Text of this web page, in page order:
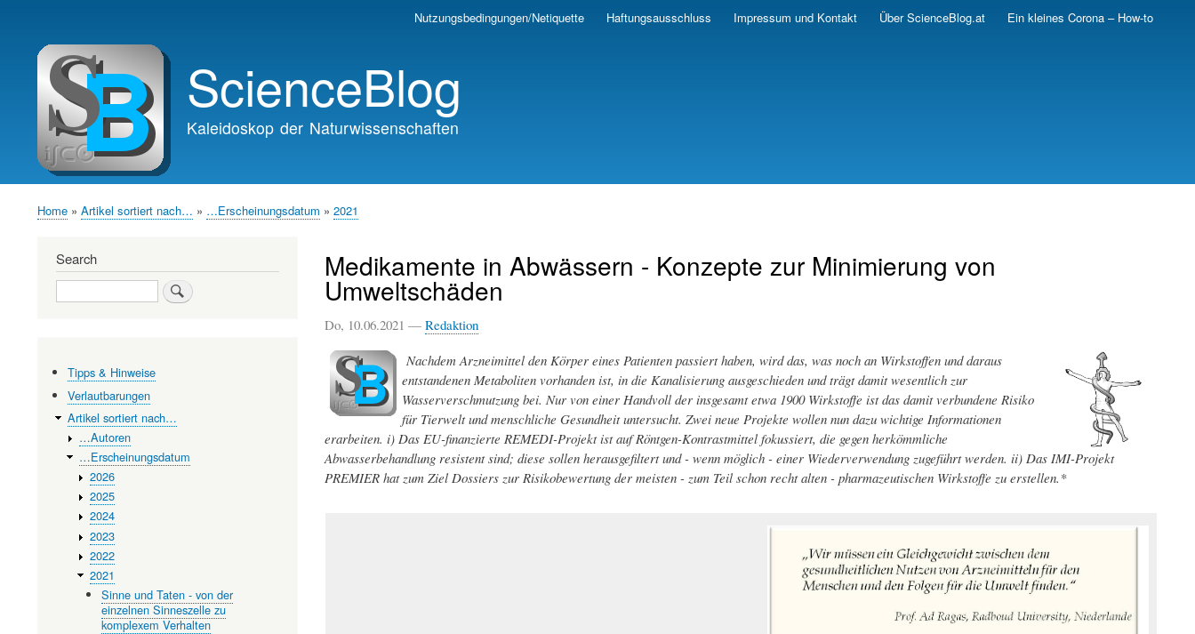
Skip
navigation
Nutzungsbedingungen/Netiquette Haftungsausschluss Impressum und Kontakt Über ScienceBlog.at Ein kleines Corona – How-to
ScienceBlog
Kaleidoskop der Naturwissenschaften
Home Artikel sortiert nach… …Erscheinungsdatum 2021
Medikamente in Abwässern - Konzepte zur Minimierung von
Umweltschäden
Do, 10.06.2021 — Redaktion
Nachdem Arzneimittel den Körper eines Patienten passiert haben, wird das, was noch an Wirkstoffen und daraus
entstandenen Metaboliten vorhanden ist, in die Kanalisierung ausgeschieden und trägt damit wesentlich zur
Wasserverschmutzung bei. Nur von einer Handvoll der insgesamt etwa 1900 Wirkstoffe ist das damit verbundene Risiko
für Tierwelt und menschliche Gesundheit untersucht. Zwei neue Projekte wollen nun dazu wichtige Informationen
erarbeiten. i) Das EU-finanzierte REMEDI-Projekt ist auf Röntgen-Kontrastmittel fokussiert, die gegen herkömmliche
Abwasserbehandlung resistent sind; diese sollen herausgefiltert und - wenn möglich - einer Wiederverwendung zugeführt werden. ii) Das IMI-Projekt
PREMIER hat zum Ziel Dossiers zur Risikobewertung der meisten - zum Teil schon recht alten - pharmazeutischen Wirkstoffe zu erstellen.*
Search
Search
Tipps & Hinweise
Verlautbarungen
Artikel sortiert nach…
…Autoren
…Erscheinungsdatum
2026
2025
2024
2023
2022
2021
Sinne und Taten - von der
einzelnen Sinneszelle zu
komplexem Verhalten